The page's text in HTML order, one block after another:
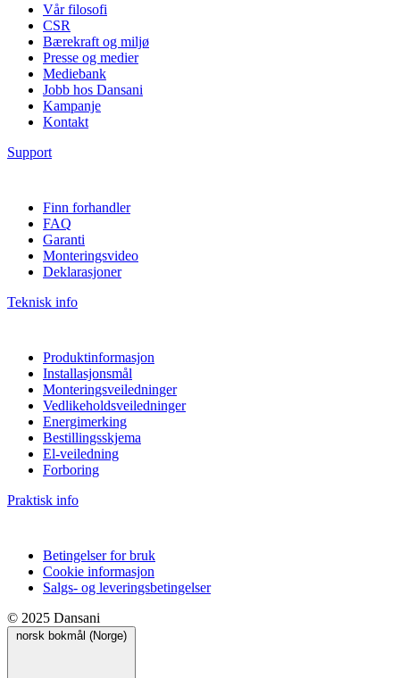
Vår filosofi
CSR
Bærekraft og miljø
Presse og medier
Mediebank
Jobb hos Dansani
Kampanje
Kontakt
Support
Finn forhandler
FAQ
Garanti
Monteringsvideo
Deklarasjoner
Teknisk info
Produktinformasjon
Installasjonsmål
Monteringsveiledninger
Vedlikeholdsveiledninger
Energimerking
Bestillingsskjema
El-veiledning
Forboring
Praktisk info
Betingelser for bruk
Cookie informasjon
Salgs- og leveringsbetingelser
© 2025 Dansani
norsk bokmål (Norge)